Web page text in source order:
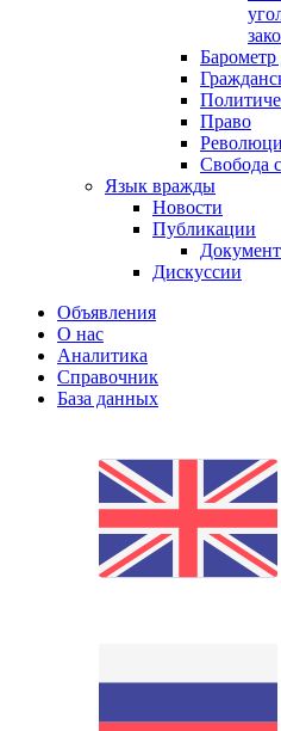
Барометр
Право
Свобода
Язык вражды
Новости
Публикации
Дискуссии
Объявления
О нас
Аналитика
Справочник
База данных